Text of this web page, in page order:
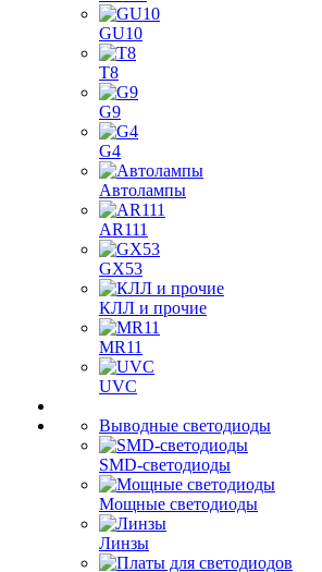
GU10
T8
G9
G4
Автолампы
AR111
GX53
КЛЛ и прочие
MR11
UVC
Выводные светодиоды
SMD-светодиоды
Мощные светодиоды
Линзы